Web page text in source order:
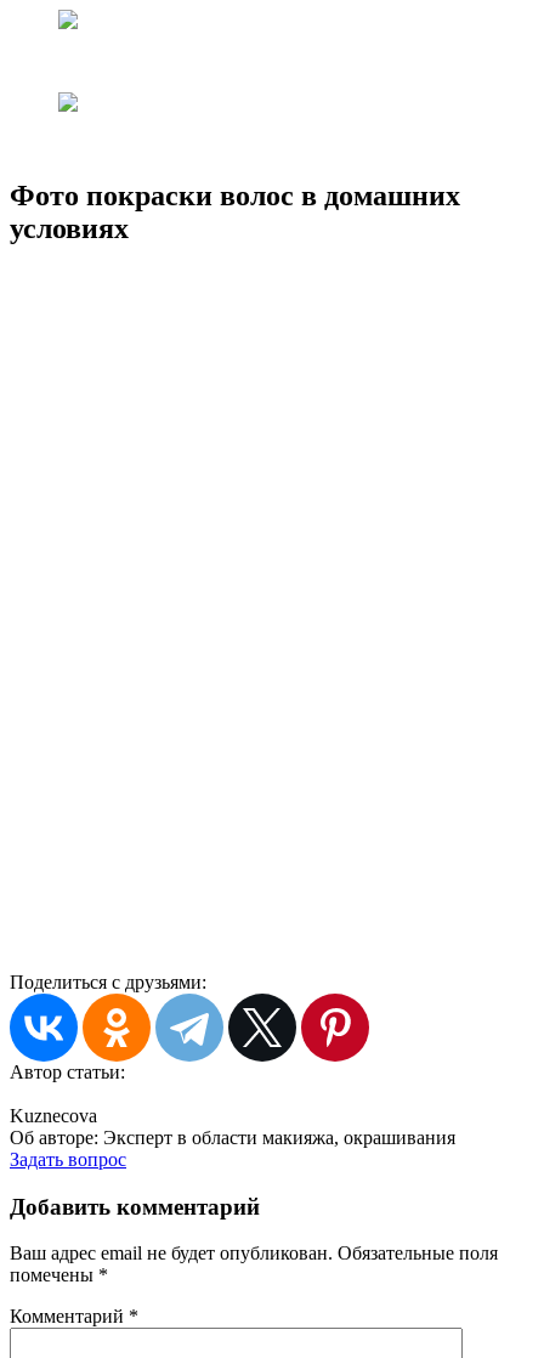
Фото покраски волос в домашних
условиях
Поделиться с друзьями:
Автор статьи:
Kuznecova
Об авторе: Эксперт в области макияжа, окрашивания
Задать вопрос
Добавить комментарий
Ваш адрес email не будет опубликован. Обязательные поля
помечены *
Комментарий *